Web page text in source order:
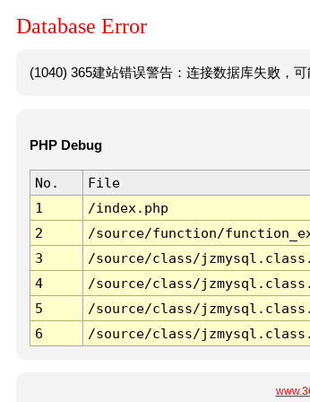
Database Error
(1040) 365建站错误警告：连接数据库失败，
PHP Debug
No. File
1
/index.php
2
/source/function/
3
/source/class/
4
/source/class/
5
/source/class/
6
/source/class/